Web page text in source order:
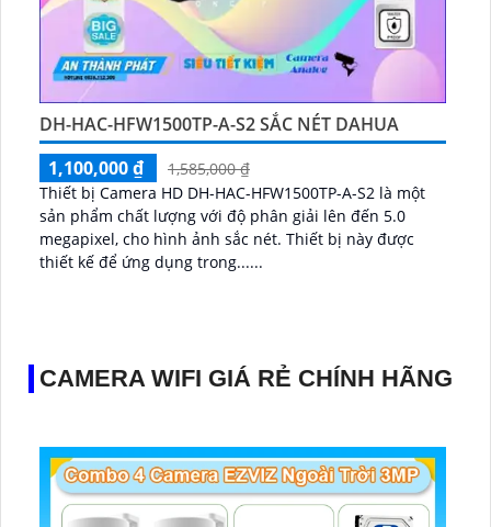
DH-HAC-HFW1500TP-A-S2 SẮC NÉT DAHUA
1,100,000 ₫
1,585,000 ₫
Thiết bị Camera HD DH-HAC-HFW1500TP-A-S2 là một
sản phẩm chất lượng với độ phân giải lên đến 5.0
megapixel, cho hình ảnh sắc nét. Thiết bị này được
thiết kế để ứng dụng trong......
CAMERA WIFI GIÁ RẺ CHÍNH HÃNG